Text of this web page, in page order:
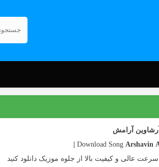
آرشاوین آرامش
Arshavin
سرعت عالی و کیفیت بالا از جلوه موزیک دانلود کنید